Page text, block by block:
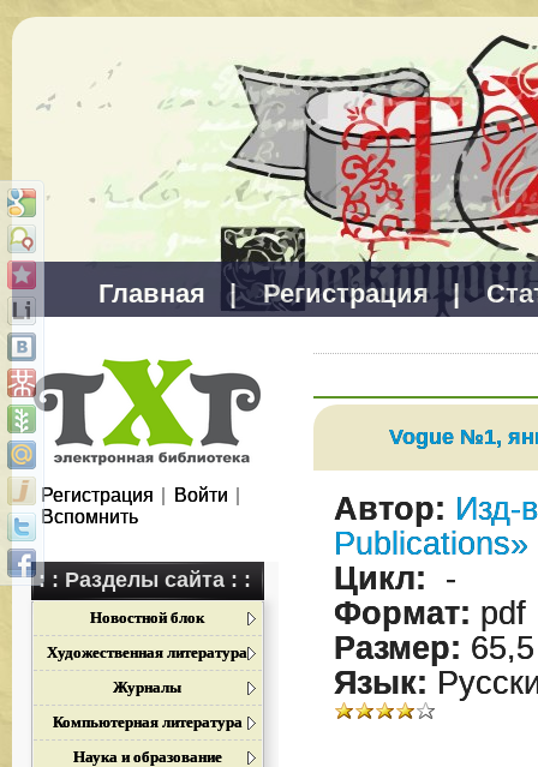
Главная | Регистрация |
Регистрация Войти
Вспомнить
: : Разделы сайта : :
Новостной блок
Художественная литература
Журналы
Компьютерная литература
Наука и образование
Vogue №1,
Автор: Изд-
Publications»
Цикл: -
Формат: pdf
Размер:
Язык: